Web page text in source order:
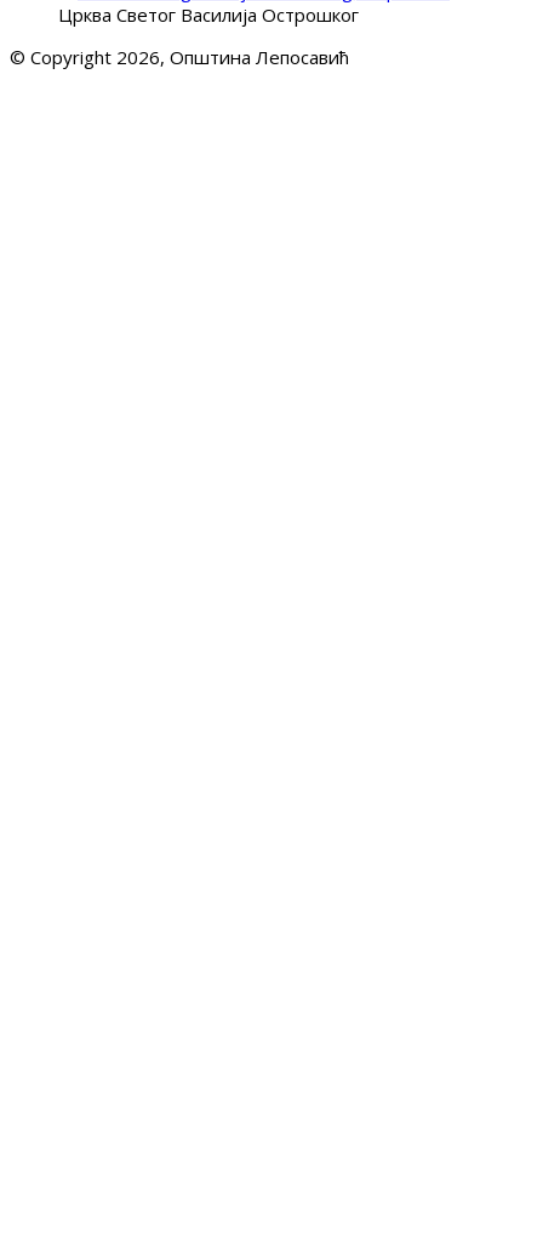
Црква Светог Василија Острошког
© Copyright 2026, Општина Лепосавић